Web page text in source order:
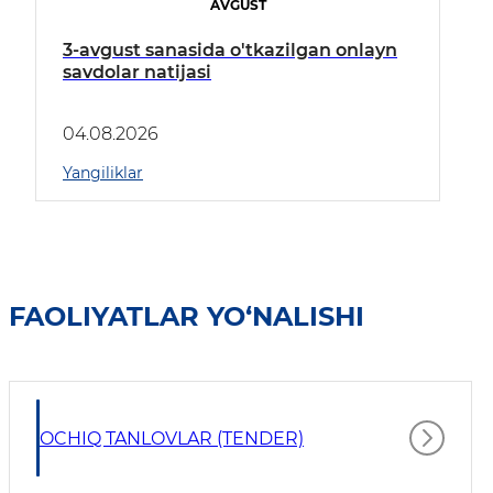
AVGUST
3-avgust sanasida o'tkazilgan onlayn
savdolar natijasi
04.08.2026
Yangiliklar
FAOLIYATLAR YO‘NALISHI
OCHIQ TANLOVLAR (TENDER)